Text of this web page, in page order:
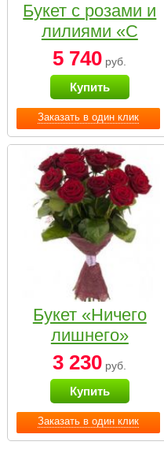
Заказать в один клик
Букет с розами и
лилиями «С
наилучшими
пожеланиями»
5 740 руб.
Купить
Заказать в один клик
Букет «Ничего
лишнего»
3 230 руб.
Купить